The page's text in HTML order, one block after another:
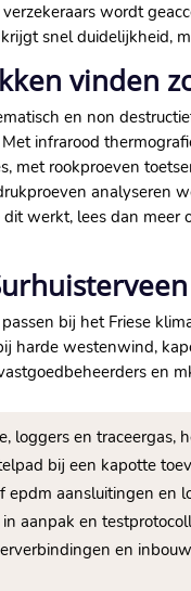
wordt
snel
vinden
en non
infrarood
met rookproeven
analyseren
werkt, lees dan meer
bij het Friese
harde westenwind,
en
loggers en
bij een kapotte
epdm aansluitingen en
aanpak en
en